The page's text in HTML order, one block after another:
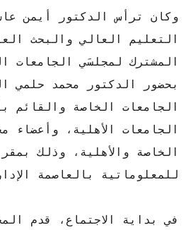
وكان ترأس الدكتور أيمن
التعليم العالي والبحث
المشترك لمجلسَي الجامعات
بحضور الدكتور محمد حلمي
الجامعات الخاصة والقائم
الجامعات الأهلية، وأعضاء
الخاصة والأهلية، وذلك
للمعلوماتية بالعاصمة
في بداية الاجتماع، قدم